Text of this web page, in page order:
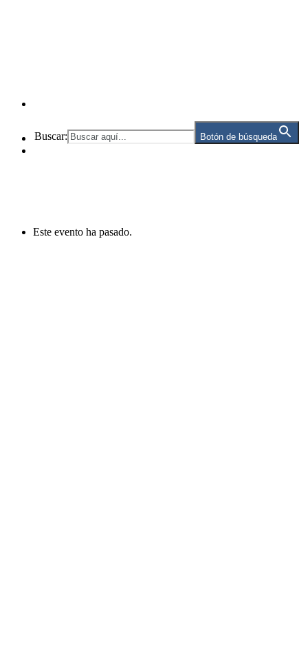
Buscar: Botón de búsqueda
Este evento ha pasado.